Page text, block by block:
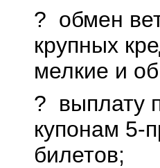
? обмен
крупных
мелкие и
? выплату
купонам 5-
билетов;